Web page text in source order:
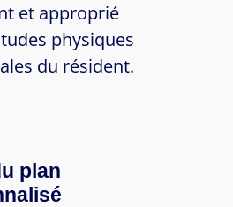
et approprié
physiques
du résident.
plan